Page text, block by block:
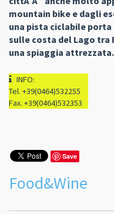
mountain bike e dagli
una pista ciclabile
sulle costa del Lago tra
una spiaggia attrezzata.
INFO:
Tel. +39(0464)532255
Fax. +39(0464)532353
Save
Food&Wine